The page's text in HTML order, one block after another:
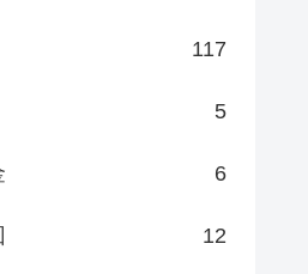
117
5
6
12